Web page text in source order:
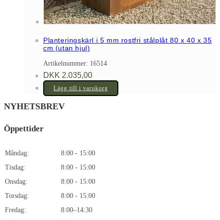
Planteringskärl i 5 mm rostfri stålplåt 80 x 40 x 35
cm (utan hjul)
Artikelnummer: 16514
DKK 2.035,00
Lägg till i varukorg
NYHETSBREV
Öppettider
Måndag:
8:00 - 15:00
Tisdag:
8:00 - 15:00
Onsdag:
8:00 - 15:00
Torsdag:
8:00 - 15:00
Fredag:
8:00–14:30